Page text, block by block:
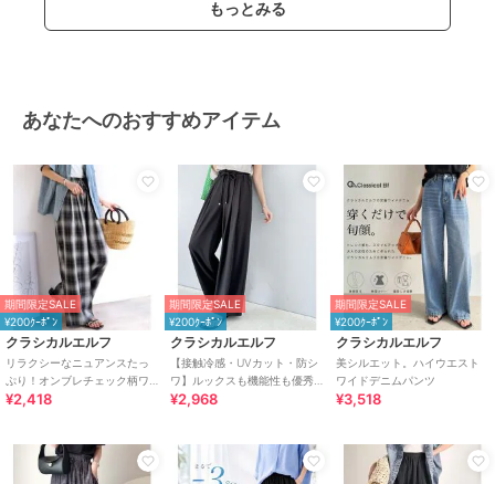
花柄
/ ワイド・バギー/
その他パンツ
ポリエステル素材
ストライプ /
花柄/ その他柄
UVカット加工
ワイド・バギー
ストレートパ
ンツ
原産国 中国
もっとみる
あなたへのおすすめアイテム
期間限定SALE
¥200ｸｰﾎﾟﾝ
クラシカルエルフ
リラクシーなニュアンスたっ
ぷり！オンブレチェック柄ワ
イドイージーパンツ
¥2,418
期間限定SALE
¥200ｸｰﾎﾟﾝ
クラシカルエルフ
【接触冷感・UVカット・防シ
ワ】ルックスも機能性も優秀♪
ギャザーワイドストレートイ
¥2,968
期間限定SALE
¥200ｸｰﾎﾟﾝ
クラシカルエルフ
美シルエット。ハイウエスト
ワイドデニムパンツ
¥3,518